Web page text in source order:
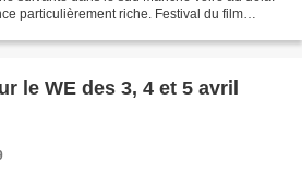
particulièrement riche. Festival du film
le WE des 3, 4 et 5 avril